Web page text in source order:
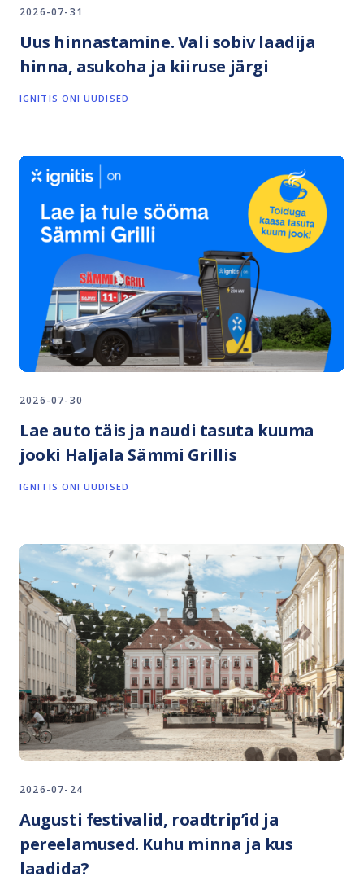
2026-07-31
Uus hinnastamine. Vali sobiv laadija
hinna, asukoha ja kiiruse järgi
IGNITIS ONI UUDISED
2026-07-30
Lae auto täis ja naudi tasuta kuuma
jooki Haljala Sämmi Grillis
IGNITIS ONI UUDISED
2026-07-24
Augusti festivalid, roadtrip’id ja
pereelamused. Kuhu minna ja kus
laadida?